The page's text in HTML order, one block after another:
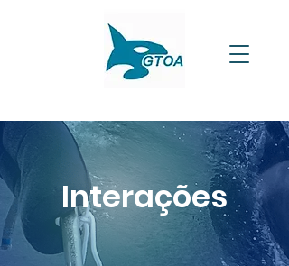
Interações